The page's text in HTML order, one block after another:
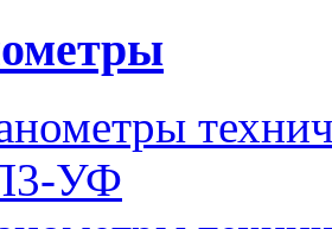
УФ